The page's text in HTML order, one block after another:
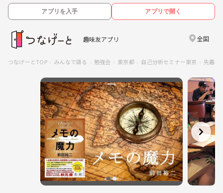
アプリを入手 アプリで開く
趣味友アプリ 全国
つなげーとTOP みんなで語る 勉強会 東京都 自己分析セミナー東京 先着3